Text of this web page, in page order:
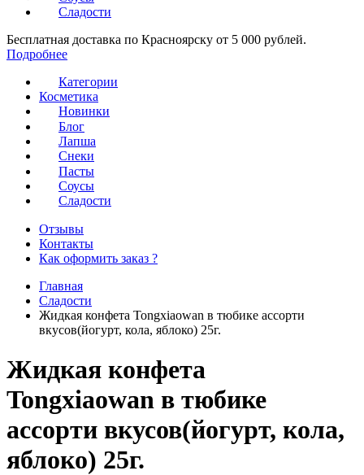
Сладости
Бесплатная доставка по Красноярску от 5 000 рублей.
Подробнее
Категории
Косметика
Новинки
Блог
Лапша
Снеки
Пасты
Соусы
Сладости
Отзывы
Контакты
Как оформить заказ ?
Главная
Сладости
Жидкая конфета Tongxiaowan в тюбике ассорти
вкусов(йогурт, кола, яблоко) 25г.
Жидкая конфета
Tongxiaowan в тюбике
ассорти вкусов(йогурт, кола,
яблоко) 25г.